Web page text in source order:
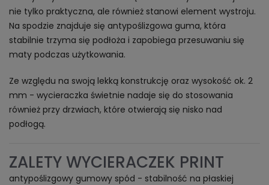
nie tylko praktyczna, ale również stanowi element wystroju.
Na spodzie znajduje się antypoślizgowa guma, która
stabilnie trzyma się podłoża i zapobiega przesuwaniu się
maty podczas użytkowania.
Ze względu na swoją lekką konstrukcję oraz wysokość ok. 2
mm - wycieraczka świetnie nadaje się do stosowania
również przy drzwiach, które otwierają się nisko nad
podłogą.
ZALETY WYCIERACZEK PRINT
antypoślizgowy gumowy spód - stabilność na płaskiej